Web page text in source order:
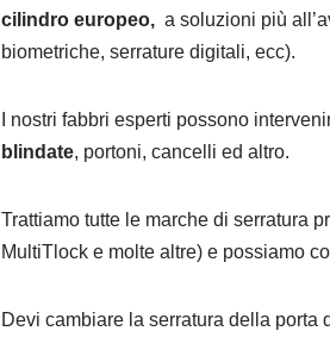
cilindro europeo, a soluzioni più
biometriche, serrature digitali, ecc).
I nostri fabbri esperti possono
blindate, portoni, cancelli ed altro.
Trattiamo tutte le marche di serratura
MultiTlock e molte altre) e possiamo
Devi cambiare la serratura della